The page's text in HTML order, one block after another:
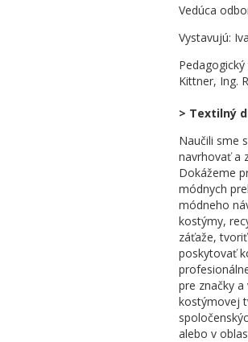
Vedúca
Vystavujú:
Kittner, Ing.
> Textilný
Naučili sme
navrhovať a
Dokážeme
módnych
módneho
kostýmy,
záťaže,
poskytovať
pre značky
kostýmovej
alebo v